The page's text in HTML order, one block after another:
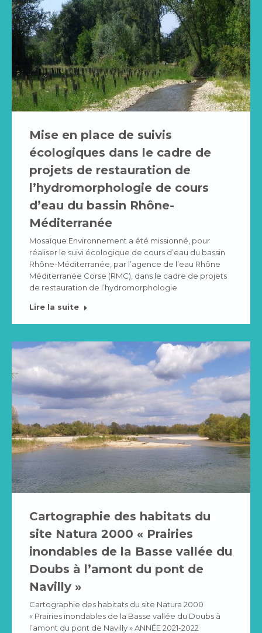
Mise en place de suivis
écologiques dans le cadre de
projets de restauration de
l’hydromorphologie de cours
d’eau du bassin Rhône-
Méditerranée
Mosaïque Environnement a été missionné, pour
réaliser le suivi écologique de cours d’eau du bassin
Rhône-Méditerranée, par l’agence de l’eau Rhône
Méditerranée Corse (RMC), dans le cadre de projets
de restauration de l’hydromorphologie
Lire la suite
Cartographie des habitats du
site Natura 2000 « Prairies
inondables de la Basse vallée du
Doubs à l’amont du pont de
Navilly »
Cartographie des habitats du site Natura 2000
« Prairies inondables de la Basse vallée du Doubs à
l’amont du pont de Navilly » ANNÉE 2021-2022